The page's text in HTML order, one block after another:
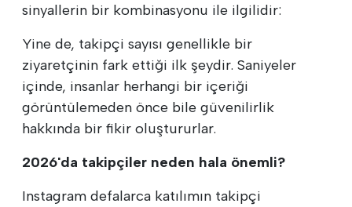
sinyallerin bir kombinasyonu ile ilgilidir:
Yine de, takipçi sayısı genellikle bir
ziyaretçinin fark ettiği ilk şeydir. Saniyeler
içinde, insanlar herhangi bir içeriği
görüntülemeden önce bile güvenilirlik
hakkında bir fikir oluştururlar.
2026'da takipçiler neden hala önemli?
Instagram defalarca katılımın takipçi